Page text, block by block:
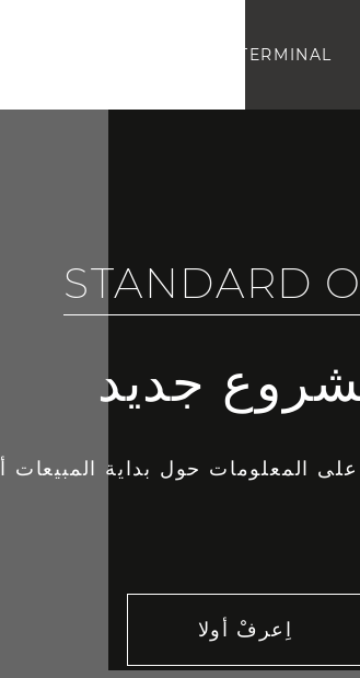
TERMINAL
STANDARD
جديد
المعلومات حول بداية المبيعات
اِعرفْ أولا